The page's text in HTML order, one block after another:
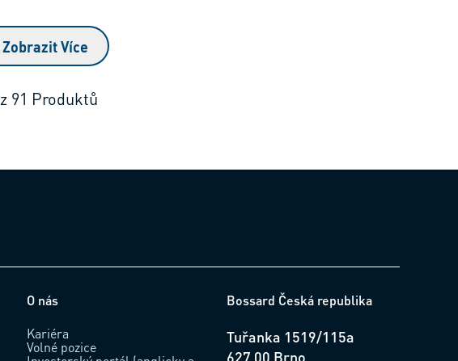
Zobrazit Více
z 91 Produktů
O nás
Kariéra
Volné pozice
Bossard Česká republika
Tuřanka 1519/115a
627 00 Brno